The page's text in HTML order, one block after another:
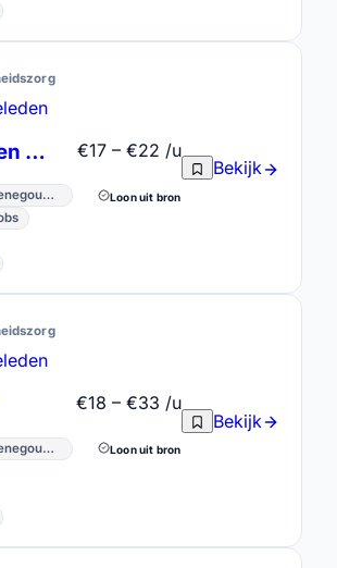
Bergen · Henegouwen
€17 – €22 /u
Loon uit bron
Bekijk
Bergen · Henegouwen
€18 – €33 /u
Loon uit bron
Bekijk